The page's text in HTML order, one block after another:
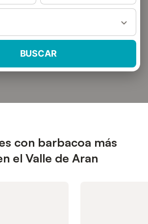
BUSCAR
con barbacoa más
el Valle de Aran